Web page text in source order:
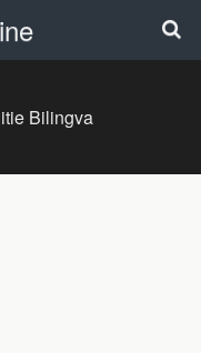
Bilingva